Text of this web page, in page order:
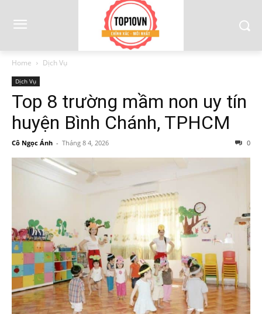
Home Dịch Vụ
Dịch Vụ
Top 8 trường mầm non uy tín
huyện Bình Chánh, TPHCM
Cô Ngọc Ánh - Tháng 8 4, 2026 0